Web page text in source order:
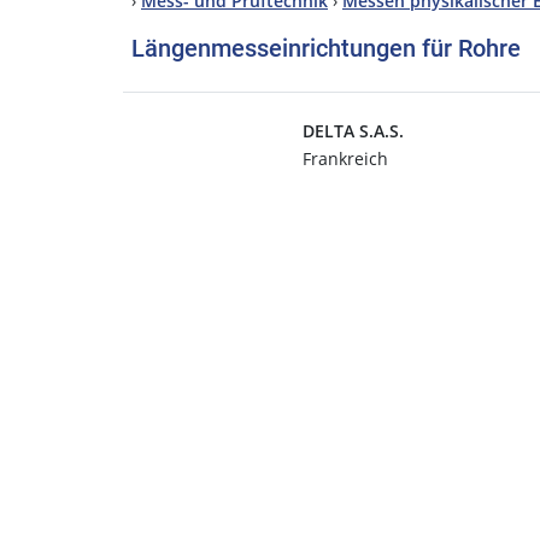
Längenmesseinrichtungen für Rohre
DELTA S.A.S.
Frankreich